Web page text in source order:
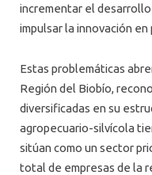
incrementar el
impulsar la innovación en
Estas problemáticas
Región del Biobío,
diversificadas en su
agropecuario-silvícola
sitúan como un sector
total de empresas de la